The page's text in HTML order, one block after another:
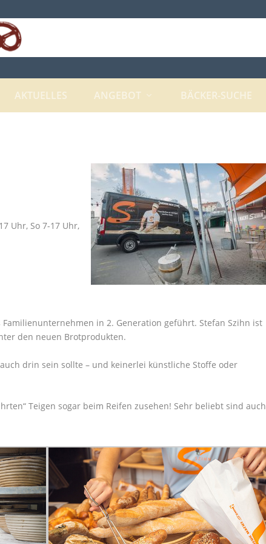
AKTUELLES ANGEBOT BÄCKER-SUCHE
Uhr, So 7-17 Uhr,
in 2. Generation geführt. Stefan Szihn ist
den neuen Brotprodukten.
drin sein sollte – und keinerlei künstliche Stoffe oder
Teigen sogar beim Reifen zusehen! Sehr beliebt sind auch